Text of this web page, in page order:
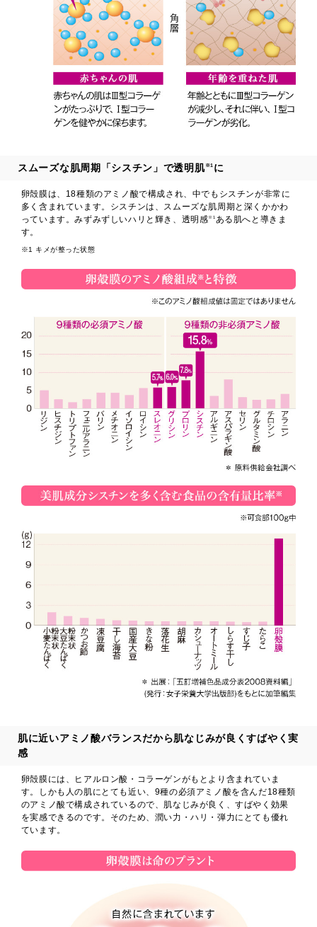
ヘルプ
お買い物ガイド
よくあるご質問
お知らせ
お問い合せ
スムーズな肌周期「シスチン」で透明肌※1 に
卵殻膜は、18種類のアミノ酸で構成され、中でもシスチンが非常に
多く含まれています。シスチンは、スムーズな肌周期と深くかかわ
っています。みずみずしいハリと輝き、透明感※1 ある肌へと導きま
す。
※1 キメが整った状態
肌に近いアミノ酸バランスだから肌なじみが良くすばやく実
感
卵殻膜には、ヒアルロン酸・コラーゲンがもとより含まれていま
す。しかも人の肌にとても近い、9種の必須アミノ酸を含んだ18種類
のアミノ酸で構成されているので、肌なじみが良く、すばやく効果
を実感できるのです。そのため、潤い力・ハリ・弾力にとても優れ
ています。